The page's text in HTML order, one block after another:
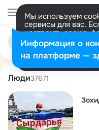
Мы используем
сервисы для вас.
настроить cookie-
представитель.
Разрешить все
Поиск
людям
zokhid zokhid
Люди37671
Информация о
на платформе —